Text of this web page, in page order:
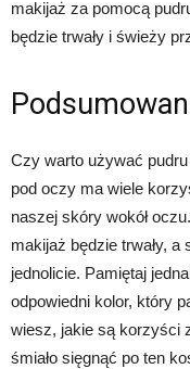
makijaż za pomocą
będzie trwały i świeży
Czy warto używać
pod oczy ma wiele
naszej skóry wokół
makijaż będzie trwały,
jednolicie. Pamiętaj
odpowiedni kolor, który
wiesz, jakie są korzyści
śmiało sięgnąć po ten